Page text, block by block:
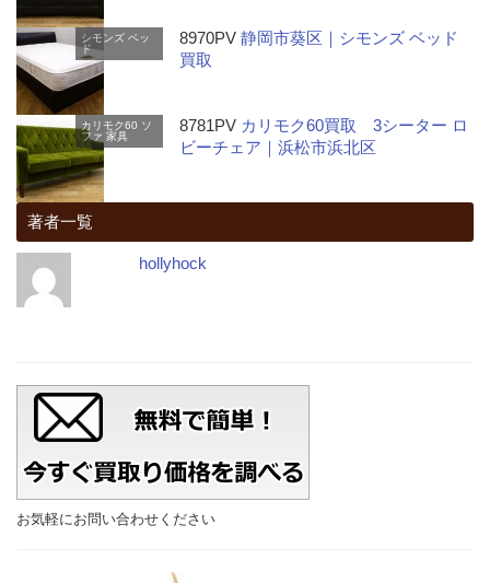
シモンズ ベッ
ド
8970PV静岡市葵区｜シモンズ ベッド
買取
カリモク60 ソ
ファ 家具
8781PV カリモク60買取 3シーター ロ
ビーチェア｜浜松市浜北区
著者一覧
hollyhock
お気軽にお問い合わせください